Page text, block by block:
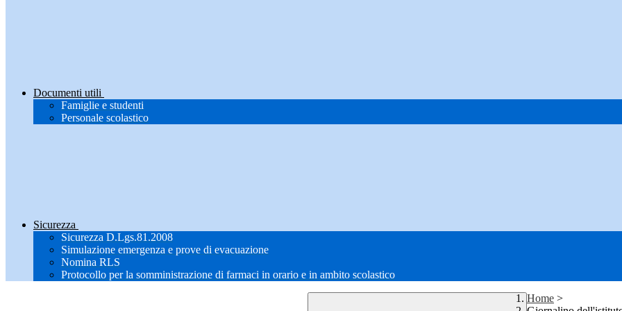
Documenti utili
Famiglie e studenti
Personale scolastico
Sicurezza
Sicurezza D.Lgs.81.2008
Simulazione emergenza e prove di evacuazione
Nomina RLS
Protocollo per la somministrazione di farmaci in orario e in ambito scolastico
Home >